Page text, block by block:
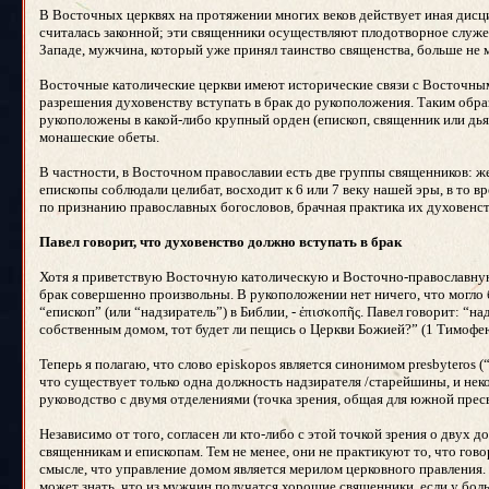
В Восточных церквях на протяжении многих веков действует иная
считалась законной; эти священники осуществляют плодотворное
Западе, мужчина, который уже принял таинство священства, больше не
Восточные католические церкви имеют исторические связи с
разрешения духовенству вступать в брак до рукоположения. Таким
рукоположены в какой-либо крупный орден (епископ, священник или
монашеские обеты.
В частности, в Восточном православии есть две группы священников:
епископы соблюдали целибат, восходит к 6 или 7 веку нашей эры, в то
по признанию православных богословов, брачная практика их
Павел говорит, что духовенство должно вступать в брак
Хотя я приветствую Восточную католическую и Восточно-
брак совершенно произвольны. В рукоположении нет ничего, что
“епископ” (или “надзиратель”) в Библии, - ἐπισκοπῆς. Павел
собственным домом, тот будет ли пещись о Церкви Божией?” (1
Теперь я полагаю, что слово episkopos является синонимом
что существует только одна должность надзирателя /старейшины, и
руководство с двумя отделениями (точка зрения, общая для южной
Независимо от того, согласен ли кто-либо с этой точкой зрения о
священникам и епископам. Тем не менее, они не практикуют то, что
смысле, что управление домом является мерилом церковного